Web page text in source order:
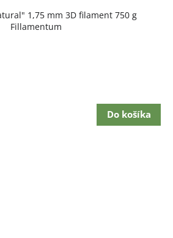
1,75 mm 3D filament 750 g
Fillamentum
Do košíka